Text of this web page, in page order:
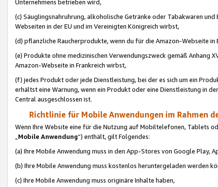
Unternehmens betrieben wird,
(c) Säuglingsnahruhrung, alkoholische Getränke oder Tabakwaren
Webseiten in der EU und im Vereinigten Königreich wirbst,
(d) pflanzliche Raucherprodukte, wenn du für die Amazon-Webseite in
(e) Produkte ohne medizinischen Verwendungszweck gemäß Anhang
Amazon-Webseite in Frankreich wirbst,
(f) jedes Produkt oder jede Dienstleistung, bei der es sich um ein
erhältst eine Warnung, wenn ein Produkt oder eine Dienstleistung in
Central ausgeschlossen ist.
Richtlinie für Mobile Anwendungen im Rahmen
Wenn Ihre Website eine für die Nutzung auf Mobiltelefonen, Tablets
„Mobile Anwendung“) enthält, gilt Folgendes:
(a) Ihre Mobile Anwendung muss in den App-Stores von Google Play,
(b) Ihre Mobile Anwendung muss kostenlos heruntergeladen werden
(c) Ihre Mobile Anwendung muss originäre Inhalte haben,